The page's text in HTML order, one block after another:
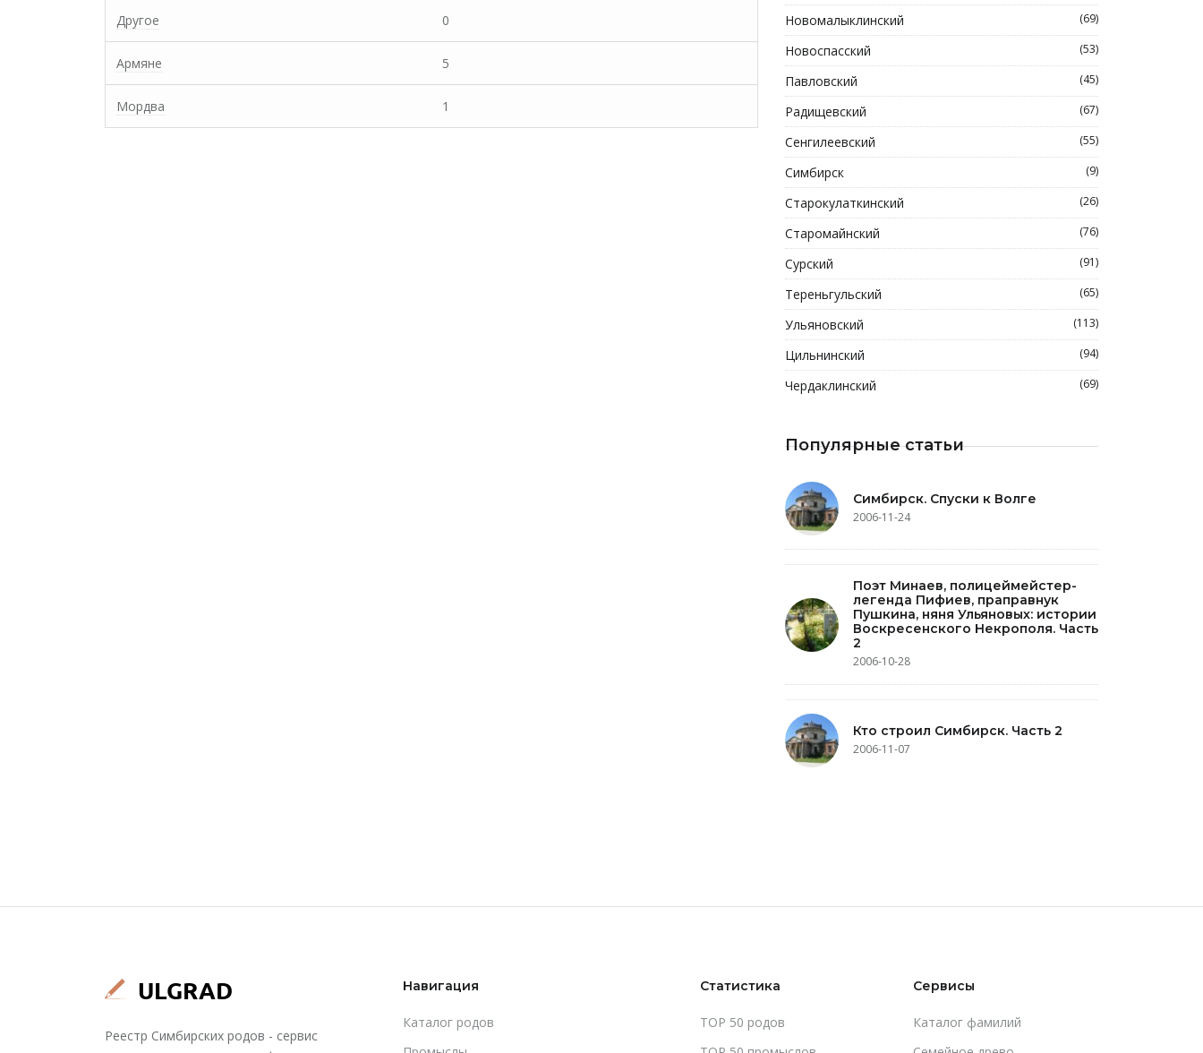
Другое 0
Армяне 5
Мордва 1
Новомалыклинский (69)
Новоспасский (53)
Павловский (45)
Радищевский (67)
Сенгилеевский (55)
Симбирск (9)
Старокулаткинский (26)
Старомайнский (76)
Сурский (91)
Тереньгульский (65)
Ульяновский (113)
Цильнинский (94)
Чердаклинский (69)
Популярные статьи
Симбирск. Спуски к Волге
2006-11-24
Поэт Минаев, полицеймейстер-
легенда Пифиев, праправнук
Пушкина, няня Ульяновых: истории
Воскресенского Некрополя. Часть
2
2006-10-28
Кто строил Симбирск. Часть 2
2006-11-07
Реестр Симбирских родов - сервис
Навигация
Каталог родов
Статистика
TOP 50 родов
Сервисы
Каталог фамилий